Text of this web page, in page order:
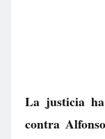
La justicia
contra